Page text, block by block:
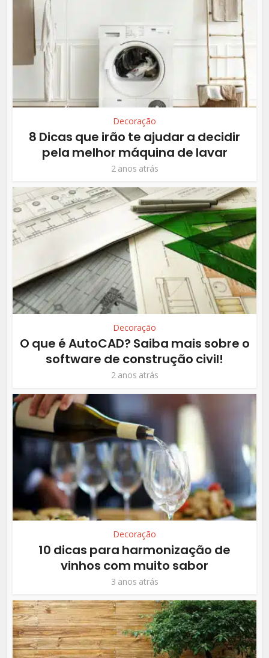
Decoração
8 Dicas que irão te ajudar a decidir
pela melhor máquina de lavar
2 anos atrás
Decoração
O que é AutoCAD? Saiba mais sobre o
software de construção civil!
2 anos atrás
Decoração
10 dicas para harmonização de
vinhos com muito sabor
3 anos atrás